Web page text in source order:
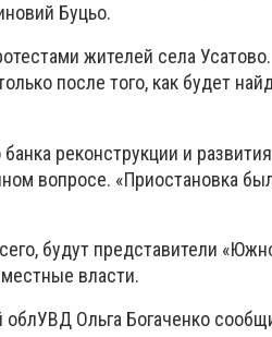
Буцьо.
жителей села Усатово.
после того, как будет
реконструкции и
вопросе. «Приостановка
будут представители
власти.
Ольга Богаченко